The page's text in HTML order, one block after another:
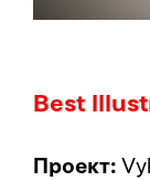
Best
Проект: